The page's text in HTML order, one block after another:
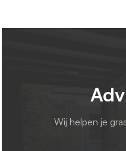
Wij helpen je